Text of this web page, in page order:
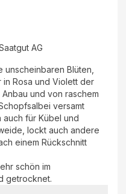
AG
Blüten,
Rosa und Violett der
und von raschem
versamt
auch für Kübel und
lockt auch andere
einem Rückschnitt
schön im
getrocknet.